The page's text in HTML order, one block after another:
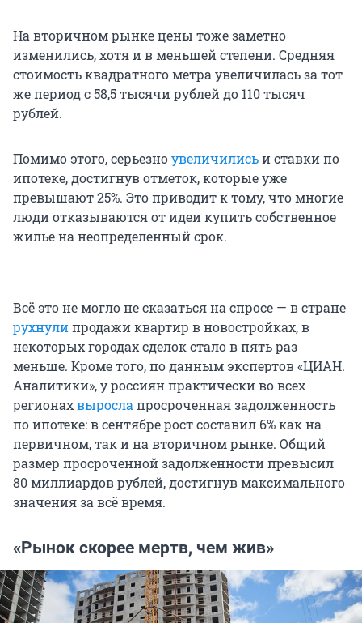
На вторичном рынке цены тоже заметно
изменились, хотя и в меньшей степени. Средняя
стоимость квадратного метра увеличилась за тот
же период с 58,5 тысячи рублей до 110 тысяч
рублей.
Помимо этого, серьезноувеличилисьи ставки по
ипотеке, достигнув отметок, которые уже
превышают 25%. Это приводит к тому, что многие
люди отказываются от идеи купить собственное
жилье на неопределенный срок.
Всё это не могло не сказаться на спросе — в стране
рухнулипродажи квартир в новостройках, в
некоторых городах сделок стало в пять раз
меньше. Кроме того, по данным экспертов «ЦИАН.
Аналитики», у россиян практически во всех
регионахвырослапросроченная задолженность
по ипотеке: в сентябре рост составил 6% как на
первичном, так и на вторичном рынке. Общий
размер просроченной задолженности превысил
80 миллиардов рублей, достигнув максимального
значения за всё время.
«Рынок скорее мертв, чем жив»